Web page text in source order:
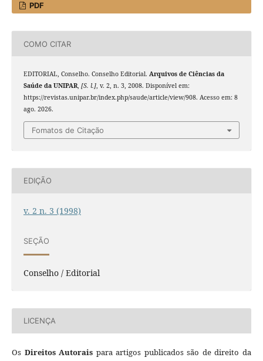
PDF
COMO CITAR
EDITORIAL, Conselho. Conselho Editorial. Arquivos de Ciências da
Saúde da UNIPAR, [S. l.], v. 2, n. 3, 2008. Disponível em:
https://revistas.unipar.br/index.php/saude/article/view/908. Acesso em: 8
ago. 2026.
Fomatos de Citação
EDIÇÃO
v. 2 n. 3 (1998)
SEÇÃO
Conselho / Editorial
LICENÇA
Os Direitos Autorais para artigos publicados são de direito da